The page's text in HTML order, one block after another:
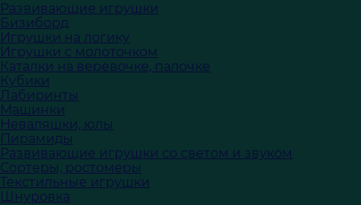
Развивающие игрушки
Бизиборд
Игрушки на логику
Игрушки с молоточком
Каталки на веревочке, палочке
Кубики
Лабиринты
Машинки
Неваляшки, юлы
Пирамиды
Развивающие игрушки со светом и звуком
Сортеры, ростомеры
Текстильные игрушки
Шнуровка